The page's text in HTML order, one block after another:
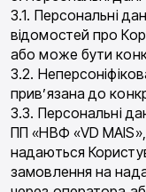
3.1. Персональні
відомостей про
або може бути
3.2.
прив’язана до
3.3. Персональні
ПП «НВФ «VD
надаються
замовлення на